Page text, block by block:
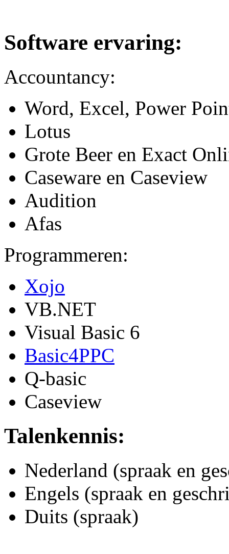
Software ervaring:
Accountancy:
Word, Excel, Power
Lotus
Grote Beer en Exact
Caseware en Caseview
Audition
Afas
Programmeren:
Xojo
VB.NET
Visual Basic 6
Basic4PPC
Q-basic
Caseview
Talenkennis:
Nederland (spraak en
Engels (spraak en
Duits (spraak)